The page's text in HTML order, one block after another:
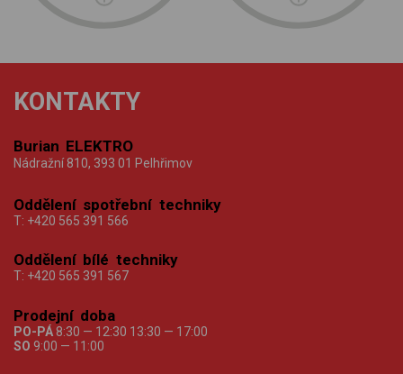
KONTAKTY
Burian ELEKTRO
Nádražní 810, 393 01 Pelhřimov
Oddělení spotřební techniky
T: +420 565 391 566
Oddělení bílé techniky
T: +420 565 391 567
Prodejní doba
PO-PÁ 8:30 — 12:30 13:30 — 17:00
SO 9:00 — 11:00